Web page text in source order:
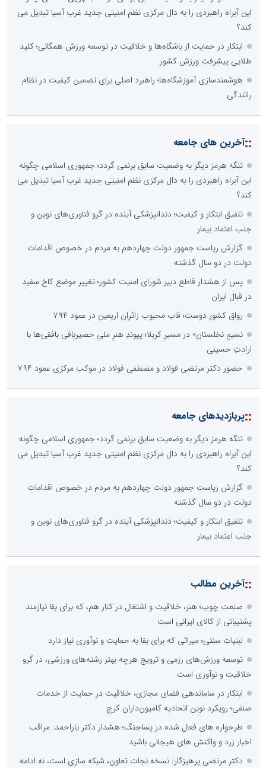
این آبراه راهبردی را به دال مرکزی نظم امنیتی جدید غرب آسیا تبدیل می
کند؟
ابتکار در حمایت از باشگاه‌ها و خلاقیت در توسعه ورزش همگانی؛ کلید
طلایی پیشرفت ورزش کشور
هوشمندسازی آموزشگاه‌ها؛ راهبرد اصلی برای تضمین کیفیت در نظام
رانندگی
::آخرین های جامعه
تنگه هرمز دیگر به وضعیت سابق برنمی گردد؛ جمهوری اسلامی چگونه
این آبراه راهبردی را به دال مرکزی نظم امنیتی جدید غرب آسیا تبدیل می
کند؟
تلفیق ابتکار و کیفیت؛ دندانپزشکی آینده در گرو فناوری‌های نوین و
جلب اعتماد بیمار
گزارش ریاست جمهور دولت چهاردهم به مردم در خصوص اقدامات
دولت در دو سال گذشته
پس از هشدار قاطع دبیر شورای امنیت کشور؛ تغییر موضع کاخ سفید
در قبال ایران
رواق کشور دوست؛ قاب محبوب زائران اربعین در عمود ۷۹۴
نسیمِ نخلستان» در مسیرِ کربلا؛ پیوندِ هنرِ ملیِ حصیربافی بافقی‌ها با
ارادتِ حسینی
حضور دکتر مرتضی فولاد و مصطفی فولاد در موکب مرکزی عمود ۷۹۴
::پربازدیدهای جامعه
تنگه هرمز دیگر به وضعیت سابق برنمی گردد؛ جمهوری اسلامی چگونه
این آبراه راهبردی را به دال مرکزی نظم امنیتی جدید غرب آسیا تبدیل می
کند؟
گزارش ریاست جمهور دولت چهاردهم به مردم در خصوص اقدامات
دولت در دو سال گذشته
تلفیق ابتکار و کیفیت؛ دندانپزشکی آینده در گرو فناوری‌های نوین و
جلب اعتماد بیمار
::آخرین مطالب
صنعت چوب؛ هنر، خلاقیت و اشتغال در کنار هم، که برای بقا نیازمند
پشتیبانی از کالای ایرانی است
لبنیات سنتی؛ میراثی که برای بقا به حمایت و نوآوری نیاز دارد
توسعه ورزش‌های رزمی و ترویج هرچه بهتر رشته‌های ورزشی، در گرو
خلاقیت و نوآوری است
ابتکار در ساماندهی فضای مجازی، خلاقیت در حمایت از خدمات
صنفی؛ رویکرد نوین اتحادیه کامیون‌داران کرج
طرحواره های فعال شده در پساجنگ؛ هشدار دکتر یاراحمد: مراقب
اخبار زرد و واکنش های هیجانی باشید
دکتر مرتضی پرهیزگار: نسخه نجات تعاون، شبکه سازی است، نه ادامه